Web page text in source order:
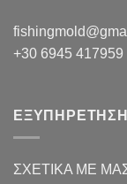
+30 6945 417959
ΣΧΕΤΙΚΑ ΜΕ